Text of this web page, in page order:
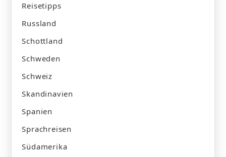
Reisetipps
Russland
Schottland
Schweden
Schweiz
Skandinavien
Spanien
Sprachreisen
Südamerika